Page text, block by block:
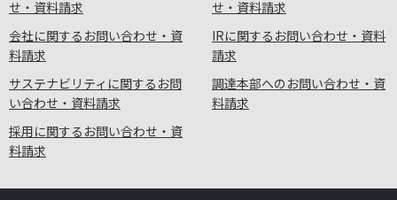
せ・資料請求
せ・資料請求
会社に関するお問い合わせ・資
料請求
IRに関するお問い合わせ・資料
請求
サステナビリティに関するお問
い合わせ・資料請求
調達本部へのお問い合わせ・資
料請求
採用に関するお問い合わせ・資
料請求